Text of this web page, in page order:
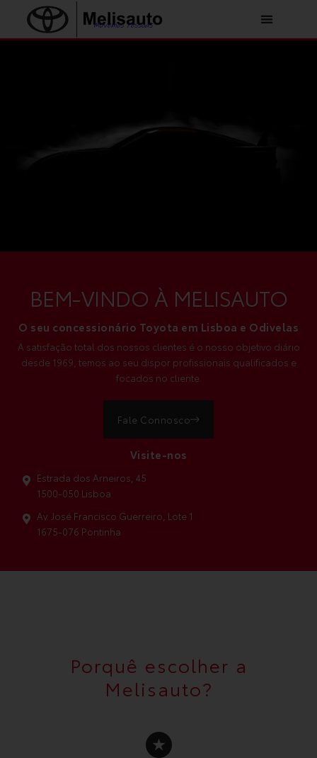
content
BEM-VINDO À MELISAUTO
O seu concessionário Toyota em Lisboa e Odivelas
A satisfação total dos nossos clientes é o nosso objetivo diário
desde 1969, temos ao seu dispor profissionais qualificados e
focados no cliente.
Fale Connosco
Visite-nos
Estrada dos Arneiros, 45
1500-050 Lisboa
Av. José Francisco Guerreiro, Lote 1
1675-076 Pontinha
Porquê escolher a
Melisauto?